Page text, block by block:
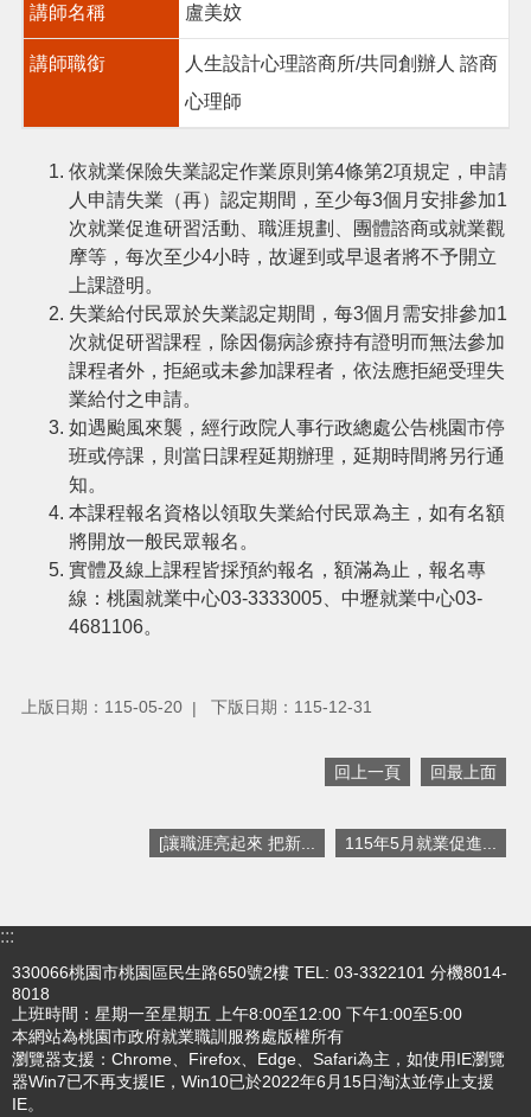
講師名稱 盧美妏
講師職銜
人生設計心理諮商所/共同創辦人 諮商
心理師
依就業保險失業認定作業原則第4條第2項規定，申請
人申請失業（再）認定期間，至少每3個月安排參加1
次就業促進研習活動、職涯規劃、團體諮商或就業觀
摩等，每次至少4小時，故遲到或早退者將不予開立
上課證明。
失業給付民眾於失業認定期間，每3個月需安排參加1
次就促研習課程，除因傷病診療持有證明而無法參加
課程者外，拒絕或未參加課程者，依法應拒絕受理失
業給付之申請。
如遇颱風來襲，經行政院人事行政總處公告桃園市停
班或停課，則當日課程延期辦理，延期時間將另行通
知。
本課程報名資格以領取失業給付民眾為主，如有名額
將開放一般民眾報名。
實體及線上課程皆採預約報名，額滿為止，報名專
線：桃園就業中心03-3333005、中壢就業中心03-
4681106。
上版日期：115-05-20 下版日期：115-12-31
回上一頁 回最上面
[讓職涯亮起來 把新... 115年5月就業促進...
:::
330066桃園市桃園區民生路650號2樓 TEL: 03-3322101 分機8014-
8018
上班時間：星期一至星期五 上午8:00至12:00 下午1:00至5:00
本網站為桃園市政府就業職訓服務處版權所有
瀏覽器支援：Chrome、Firefox、Edge、Safari為主，如使用IE瀏覽
器Win7已不再支援IE，Win10已於2022年6月15日淘汰並停止支援
IE。